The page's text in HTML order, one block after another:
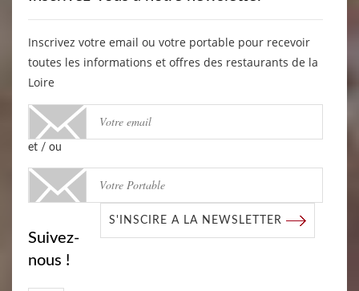
Inscrivez votre email ou votre portable pour recevoir
toutes les informations et offres des restaurants de la
Loire
et / ou
S'INSCIRE A LA NEWSLETTER
Suivez-
nous !